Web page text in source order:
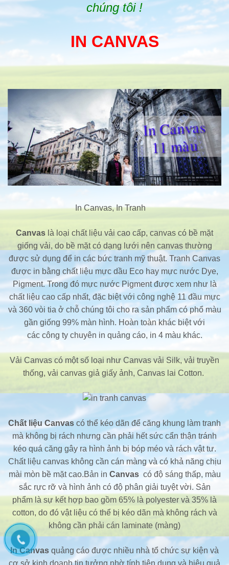
chúng tôi !
IN CANVAS
In Canvas, In Tranh
Canvas là loại chất liệu vải cao cấp, canvas có bề mặt
giống vải, do bề mặt có dạng lưới nên canvas thường
được sử dụng để in các bức tranh mỹ thuật. Tranh Canvas
được in bằng chất liệu mực dầu Eco hay mực nước Dye,
Pigment. Trong đó mực nước Pigment được xem như là
chất liệu cao cấp nhất, đặc biệt với công nghệ 11 đầu mực
và 360 vòi tia ở chỗ chúng tôi cho ra sản phẩm có phổ màu
gần giống 99% màn hình. Hoàn toàn khác biệt với
các công ty chuyên in quảng cáo, in 4 màu khác.
Vải Canvas có một số loại như Canvas vải Silk, vải truyền
thống, vải canvas giả giấy ảnh, Canvas lai Cotton.
Chất liệuCanvas có thể kéo dãn để căng khung làm tranh
mà không bị rách nhưng cần phải hết sức cẩn thận tránh
kéo quá căng gây ra hình ảnh bị bóp méo và rách vật tư.
Chất liệu canvas không cần cán màng và có khả năng chịu
mài mòn bề mặt cao.Bản in Canvascó độ sáng thấp, màu
sắc rực rỡ và hình ảnh có độ phân giải tuyệt vời. Sản
phẩm là sự kết hợp bao gồm 65% là polyester và 35% là
cotton, do đó vật liệu có thể bị kéo dãn mà không rách và
không cần phải cán laminate (màng)
InCanvas quảng cáo được nhiều nhà tổ chức sự kiện và
cơ sở kinh doanh tin tưởng nhờ tính tiện dụng và hiệu quả